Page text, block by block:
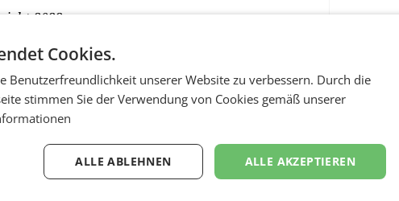
2022
Cookies.
Benutzerfreundlichkeit unserer Website zu verbessern. Durch die
stimmen Sie der Verwendung von Cookies gemäß unserer
ALLE AKZEPTIEREN
ALLE ABLEHNEN